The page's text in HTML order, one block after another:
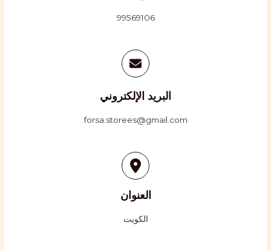
99569106
البريد الإلكتروني
forsa.storees@gmail.com
العنوان
الكويت